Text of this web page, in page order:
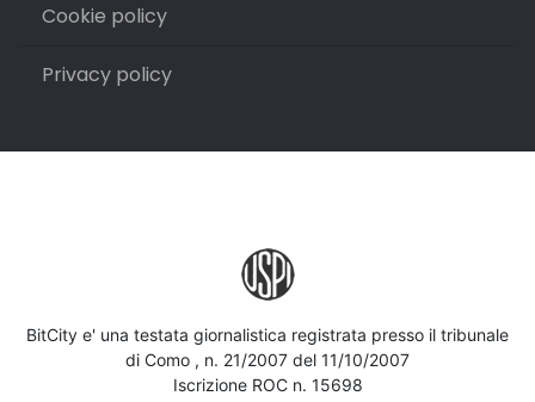
Cookie policy
Privacy policy
BitCity e' una testata giornalistica registrata presso il tribunale
di Como , n. 21/2007 del 11/10/2007
Iscrizione ROC n. 15698